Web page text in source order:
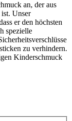
an, der aus
Unser
er den höchsten
spezielle
zu verhindern.
Kinderschmuck